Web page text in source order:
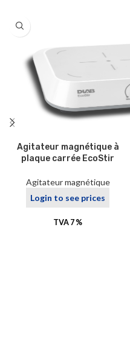
Agitateur magnétique à
plaque carrée EcoStir
Agitateur magnétique
Login to see prices
TVA 7 %